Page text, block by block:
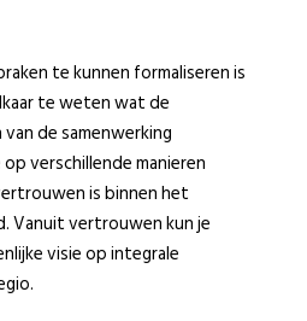
te kunnen formaliseren is
te weten wat de
de samenwerking
verschillende manieren
is binnen het
Vanuit vertrouwen kun je
visie op integrale